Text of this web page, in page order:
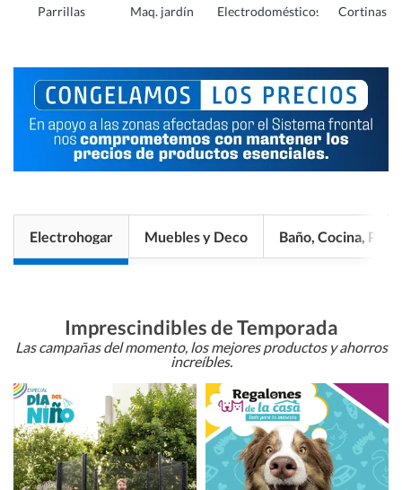
Parrillas Maq. jardín Electrodomésticos Cortinas
Electrohogar Muebles y Deco Baño, Cocina, Pisos
Imprescindibles de Temporada
Las campañas del momento, los mejores productos y ahorros
increíbles.